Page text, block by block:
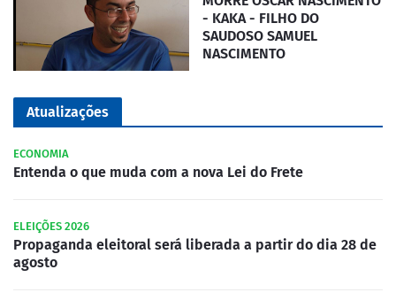
- KAKA - FILHO DO
SAUDOSO SAMUEL
NASCIMENTO
Atualizações
ECONOMIA
Entenda o que muda com a nova Lei do Frete
ELEIÇÕES 2026
Propaganda eleitoral será liberada a partir do dia 28 de
agosto